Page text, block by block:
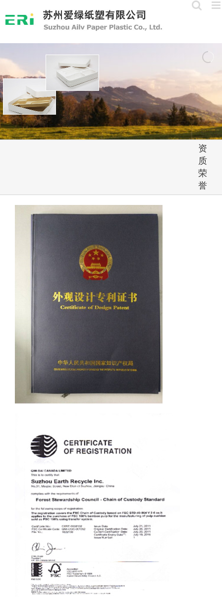
content
资
质
荣
誉